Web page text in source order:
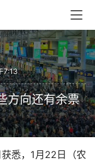
7:13
方向还有余票
悉，1月22日（农